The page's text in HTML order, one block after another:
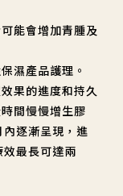
能會增加青腫及
濕產品護理。
果的進度和持久
間慢慢增生膠
逐漸呈現，進
最長可達兩